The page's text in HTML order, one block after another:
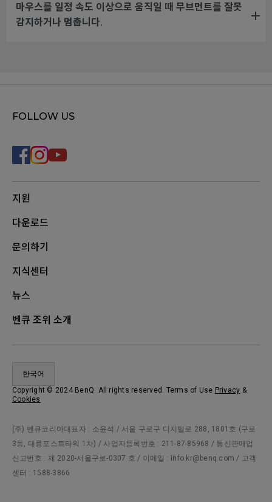
마우스를 일정 속도 이상으로 움직일 때 무브먼트를 잘못
감지하거나 멈춥니다.
FOLLOW US
지원
다운로드
문의하기
지식센터
뉴스
벤큐 조위 소개
Copyright © 2024 BenQ. All rights reserved. Terms of Use Privacy &
Cookies
한국어
(주) 벤큐코리아대표자 : 소윤석 / 서울 구로구 디지털로 288, 1801호 (구로
3동, 대륭포스트타워 1차) / 사업자등록번호 : 211-87-85968 / 통신판매업
신고번호 : 제 2020-서울구로-0307 호 / 이메일 : info.kr@benq.com / 고객
센터 : 1588-3866